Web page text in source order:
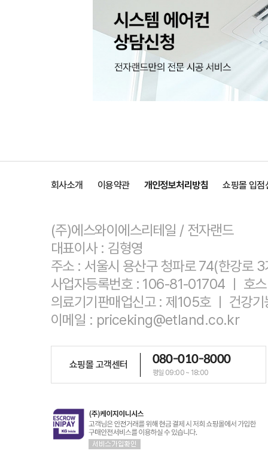
회사소개 이용약관 개인정보처리방침 쇼핑몰 입점
(주)에스와이에스리테일 / 전자랜드
대표이사 : 김형영
주소 : 서울시 용산구 청파로 74(한강로
사업자등록번호 : 106-81-01704 ㅣ 호
의료기기판매업신고 : 제105호 ㅣ 건강
이메일 : priceking@etland.co.kr
쇼핑몰 고객센터 080-010-8000
평일 09:00 ~ 18:00